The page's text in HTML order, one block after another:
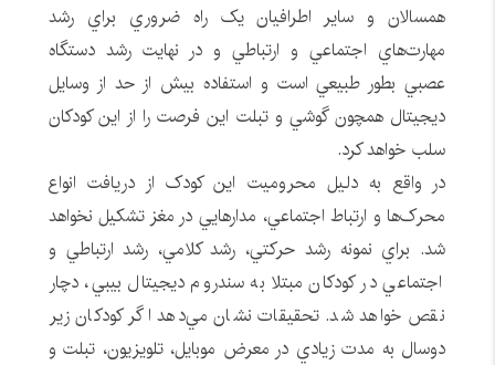
همسالان و ساير اطرافيان يک راه ضروري براي رشد
مهارت‌هاي اجتماعي و ارتباطي و در نهايت رشد دستگاه
عصبي بطور طبيعي است و استفاده بيش از حد از وسايل
ديجيتال همچون گوشي و تبلت اين فرصت را از اين کودکان
سلب خواهد کرد.
در واقع به دليل محروميت اين کودک از دريافت انواع
محرک‌ها و ارتباط اجتماعي، مدار‌هايي در مغز تشکيل نخواهد
شد. براي نمونه رشد حرکتي، رشد کلامي، رشد ارتباطي و
اجتماعي در کودکان مبتلا به سندروم ديجيتال بيبي، دچار
نقص خواهد شد. تحقيقات نشان مي‌دهد اگر کودکان زير
دوسال به مدت زيادي در معرض موبايل، تلويزيون، تبلت و